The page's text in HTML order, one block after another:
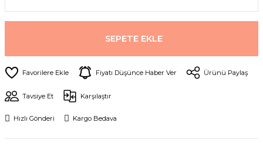
SEPETE EKLE
Fiyatı Düşünce Haber Ver Ürünü Paylaş
Tavsiye Et Karşılaştır
Hızlı Gönderi Kargo Bedava